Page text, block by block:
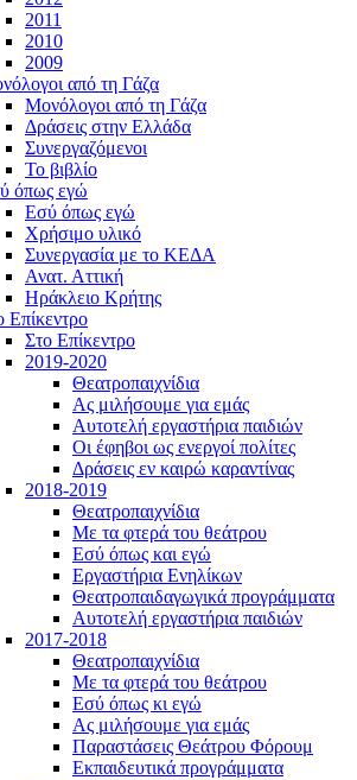
2011
2010
2009
από τη Γάζα
Μονόλογοι από τη Γάζα
Δράσεις στην Ελλάδα
Συνεργαζόμενοι
To βιβλίο
όπως εγώ
Εσύ όπως εγώ
Χρήσιμο υλικό
Συνεργασία με το ΚΕΔΑ
Ανατ. Αττική
Ηράκλειο Κρήτης
Επίκεντρο
Στο Επίκεντρο
2019-2020
Θεατροπαιχνίδια
Ας μιλήσουμε για εμάς
Αυτοτελή εργαστήρια παιδιών
Οι έφηβοι ως ενεργοί πολίτες
Δράσεις εν καιρώ καραντίνας
2018-2019
Θεατροπαιχνίδια
Με τα φτερά του θεάτρου
Εσύ όπως και εγώ
Εργαστήρια Ενηλίκων
Θεατροπαιδαγωγικά προγράμματα
Αυτοτελή εργαστήρια παιδιών
2017-2018
Θεατροπαιχνίδια
Με τα φτερά του θεάτρου
Εσύ όπως κι εγώ
Ας μιλήσουμε για εμάς
Παραστάσεις Θεάτρου Φόρουμ
Εκπαιδευτικά προγράμματα